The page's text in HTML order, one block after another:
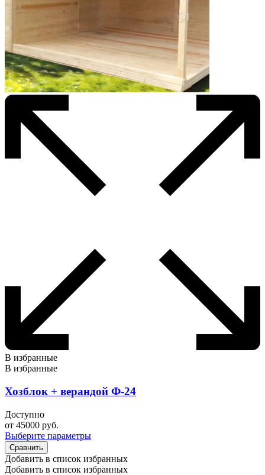
В избранные
В избранные
Хозблок + верандой Ф-24
Доступно
от 45000 руб.
Выберите параметры
Сравнить
Добавить в список избранных
Добавить в список избранных